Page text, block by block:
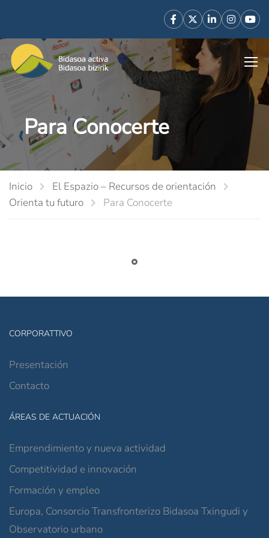
Para Conocerte
Inicio
El Espazio – Recursos de orientación
Orienta tu futuro
Para Conocerte
CORPORATTIVO
Presentación
Contacto
ÁREAS DE ACTUACIÓN
Emprendimiento y nueva actividad
Competitividad e innovación
Formación y empleo
Europa, Consorcio Transfronterizo Bidasoa Txingudi y
Observatorio urbano